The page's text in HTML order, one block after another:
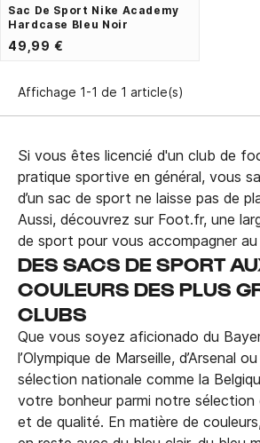
Sac De Sport Nike Academy
Hardcase Bleu Noir
49,99 €
Affichage 1-1 de 1 article(s)
Si vous êtes licencié d'un club de
pratique sportive en général, vous
d’un sac de sport ne laisse pas de
Aussi, découvrez sur Foot.fr, une
de sport pour vous accompagner
DES SACS DE SPORT
COULEURS DES PLUS
CLUBS
Que vous soyez aficionado du
l’Olympique de Marseille, d’Arsenal
sélection nationale comme la
votre bonheur parmi notre sélection
et de qualité. En matière de